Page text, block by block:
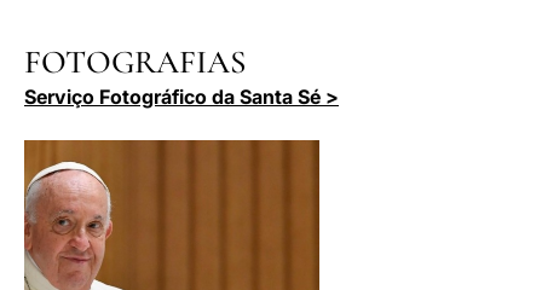
FOTOGRAFIAS
Serviço Fotográfico da Santa Sé >